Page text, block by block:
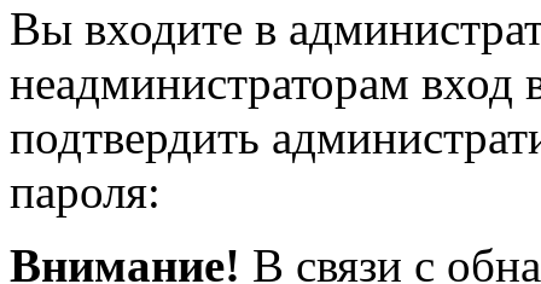
Вы входите в
неадминистраторам
подтвердить
пароля:
Внимание! В связи с